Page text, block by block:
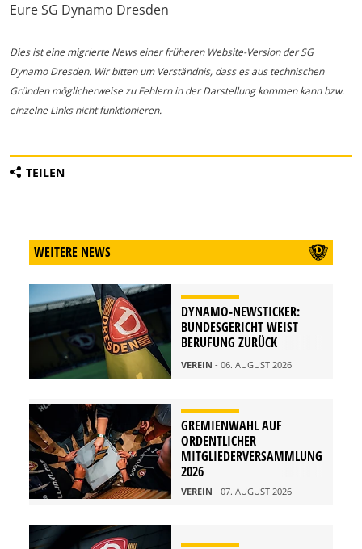
Eure SG Dynamo Dresden
Dies ist eine migrierte News einer früheren Website-Version der SG
Dynamo Dresden. Wir bitten um Verständnis, dass es aus technischen
Gründen möglicherweise zu Fehlern in der Darstellung kommen kann bzw.
einzelne Links nicht funktionieren.
TEILEN
WEITERE NEWS
DYNAMO-NEWSTICKER:
BUNDESGERICHT WEIST
BERUFUNG ZURÜCK
VEREIN - 06. AUGUST 2026
GREMIENWAHL AUF
ORDENTLICHER
MITGLIEDERVERSAMMLUNG
2026
VEREIN - 07. AUGUST 2026